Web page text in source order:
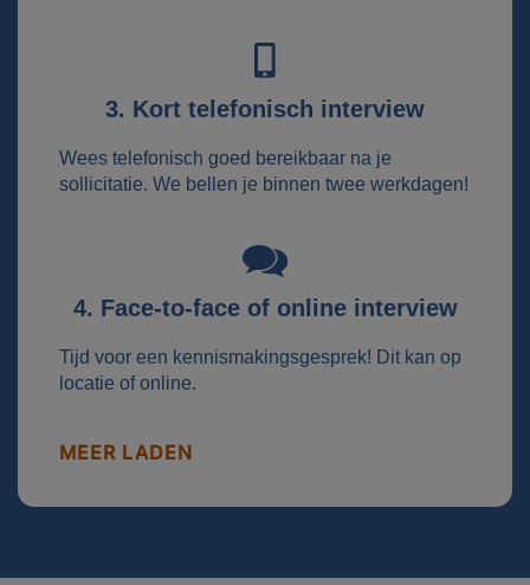
3. Kort telefonisch interview
Wees telefonisch goed bereikbaar na je
sollicitatie. We bellen je binnen twee werkdagen!
4. Face-to-face of online interview
Tijd voor een kennismakingsgesprek! Dit kan op
locatie of online.
MEER LADEN